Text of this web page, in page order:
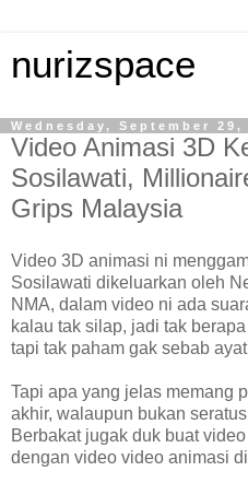
nurizspace
Wednesday, September 29,
Video Animasi 3D
Sosilawati,
Grips Malaysia
Video 3D animasi ni
Sosilawati dikeluarkan oleh
NMA, dalam video ni ada
kalau tak silap, jadi tak
tapi tak paham gak sebab
Tapi apa yang jelas memang
akhir, walaupun bukan
Berbakat jugak duk buat
dengan video video animasi